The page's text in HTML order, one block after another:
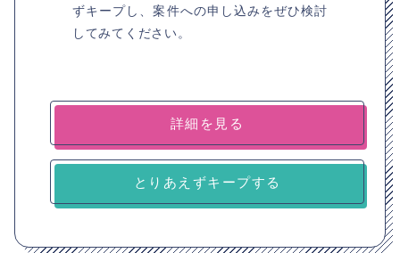
ずキープし、案件への申し込みをぜひ検討
してみてください。
詳細を見る
とりあえずキープする